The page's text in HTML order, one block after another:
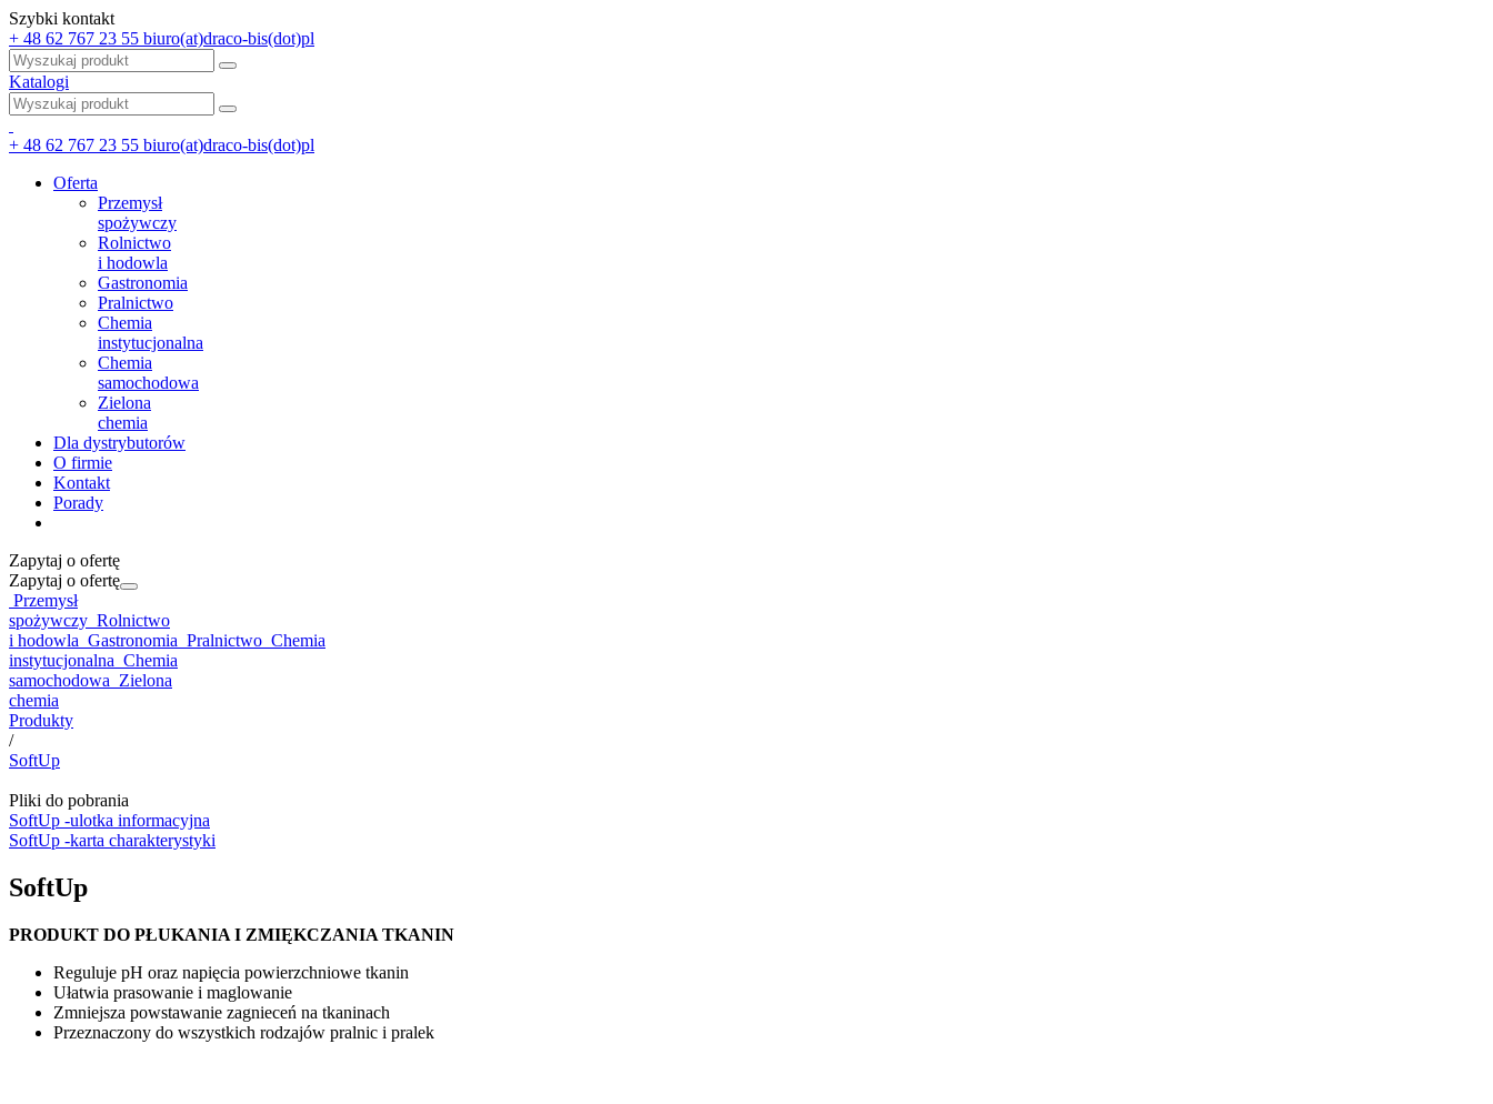
Szybki kontakt
+ 48 62 767 23 55 biuro(at)draco-bis(dot)pl
Katalogi
+ 48 62 767 23 55 biuro(at)draco-bis(dot)pl
Oferta
Przemysł
spożywczy
Rolnictwo
i hodowla
Gastronomia
Pralnictwo
Chemia
instytucjonalna
Chemia
samochodowa
Zielona
chemia
Dla dystrybutorów
O firmie
Kontakt
Porady
Zapytaj o ofertę
Zapytaj o ofertę
Przemysł
spożywczy Rolnictwo
i hodowla Gastronomia Pralnictwo Chemia
instytucjonalna Chemia
samochodowa Zielona
chemia
Produkty
/
SoftUp
Pliki do pobrania
SoftUp -ulotka informacyjna
SoftUp -karta charakterystyki
SoftUp
PRODUKT DO PŁUKANIA I ZMIĘKCZANIA TKANIN
Reguluje pH oraz napięcia powierzchniowe tkanin
Ułatwia prasowanie i maglowanie
Zmniejsza powstawanie zagnieceń na tkaninach
Przeznaczony do wszystkich rodzajów pralnic i pralek